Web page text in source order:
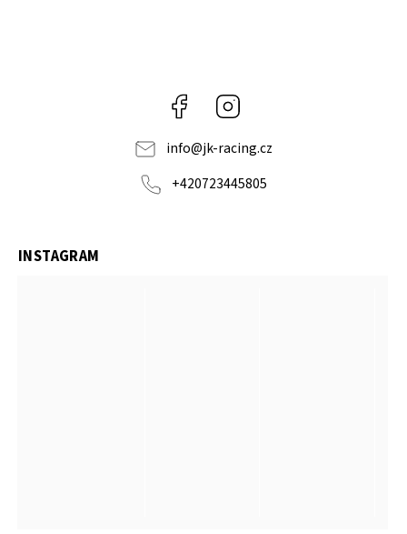
Facebook
info@jk-racing.cz
+420723445805
INSTAGRAM